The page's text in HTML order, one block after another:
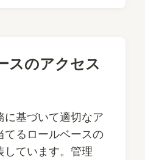
スのアクセス
基づいて適切なア
てるロールベースの
しています。管理